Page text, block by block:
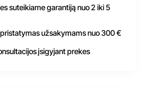
suteikiame garantiją nuo 2 iki 5
užsakymams nuo 300 €
įsigyjant prekes